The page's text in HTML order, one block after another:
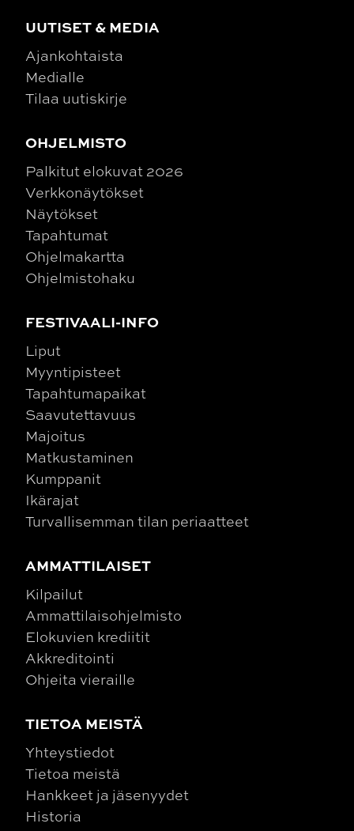
UUTISET & MEDIA
Ajankohtaista
Medialle
Tilaa uutiskirje
OHJELMISTO
Palkitut elokuvat 2026
Verkkonäytökset
Näytökset
Tapahtumat
Ohjelmakartta
Ohjelmistohaku
FESTIVAALI-INFO
Liput
Myyntipisteet
Tapahtumapaikat
Saavutettavuus
Majoitus
Matkustaminen
Kumppanit
Ikärajat
Turvallisemman tilan periaatteet
AMMATTILAISET
Kilpailut
Ammattilaisohjelmisto
Elokuvien krediitit
Akkreditointi
Ohjeita vieraille
TIETOA MEISTÄ
Yhteystiedot
Tietoa meistä
Hankkeet ja jäsenyydet
Historia